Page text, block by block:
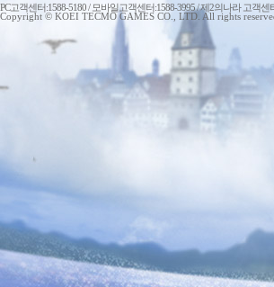
PC고객센터:1588-5180 / 모바일고객센터:1588-3995 / 제2의나라 고객
Copyright © KOEI TECMO GAMES CO., LTD. All rights